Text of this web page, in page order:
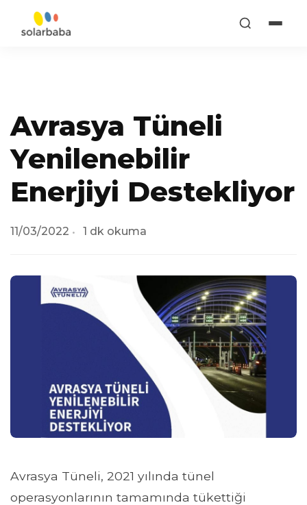
Avrasya Tüneli
Yenilenebilir
Enerjiyi Destekliyor
11/03/2022 1 dk okuma
Avrasya Tüneli, 2021 yılında tünel
operasyonlarının tamamında tükettiği